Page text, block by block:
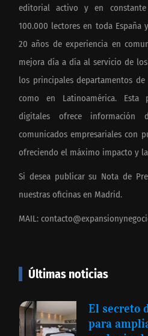
editorial activo y en
100.000 lectores en toda España
20 años de experiencia en
mejora día a día al servicio de
los principales departamentos
como en Latinoamérica. Esta
digitales ofrece información
comunicados empresariales con
ofreciendo el máximo impacto y
Si desea publicar su Nota de
nuestras oficinas en Madrid.
MAIL:
Últimas noticias
El secreto
para